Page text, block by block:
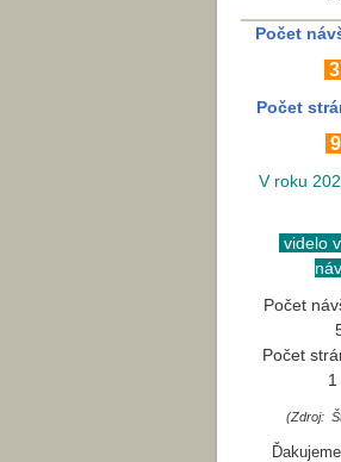
Počet
Počet
V roku
videlo
Počet
Počet
(Zdroj: